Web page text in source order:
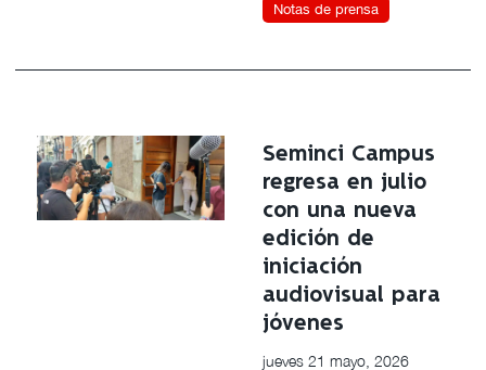
Notas de prensa
Seminci Campus
regresa en julio
con una nueva
edición de
iniciación
audiovisual para
jóvenes
jueves 21 mayo, 2026